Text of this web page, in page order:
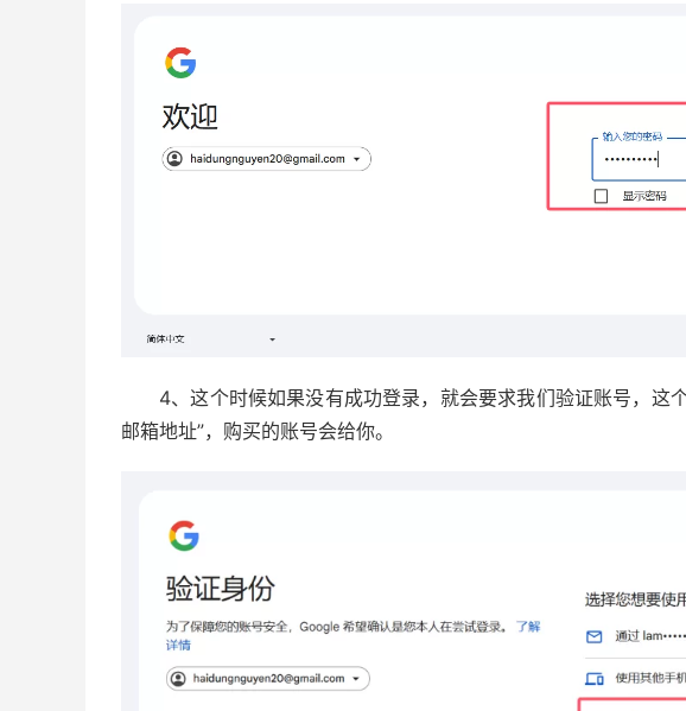
4、这个时候如果没有成功登录，就会要求我们验证账号，这
邮箱地址”，购买的账号会给你。